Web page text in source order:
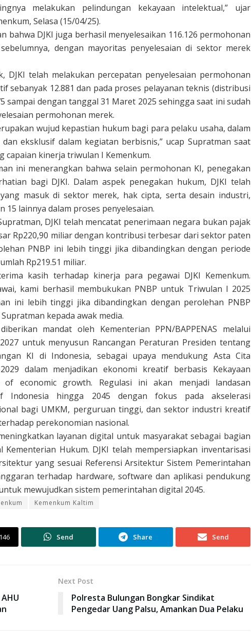
melakukan pelindungan kekayaan intelektual,” ujar
Selasa (15/04/25).
bahwa DJKI juga berhasil menyelesaikan 116.126 permohonan
dengan mayoritas penyelesaian di sektor merek
DJKI telah melakukan percepatan penyelesaian permohonan
sebanyak 12.881 dan pada proses pelayanan teknis (distribusi
sampai dengan tanggal 31 Maret 2025 sehingga saat ini sudah
permohonan merek.
wujud kepastian hukum bagi para pelaku usaha, dalam
eksklusif dalam kegiatan berbisnis,” ucap Supratman saat
kinerja triwulan I Kemenkum.
ini menerangkan bahwa selain permohonan KI, penegakan
bagi DJKI. Dalam aspek penegakan hukum, DJKI telah
masuk di sektor merek, hak cipta, serta desain industri,
15 lainnya dalam proses penyelesaian.
DJKI telah mencatat penerimaan negara bukan pajak
Rp220,90 miliar dengan kontribusi terbesar dari sektor paten
PNBP ini lebih tinggi jika dibandingkan dengan periode
Rp219.51 miliar.
kasih terhadap kinerja para pegawai DJKI Kemenkum.
kami berhasil membukukan PNBP untuk Triwulan I 2025
ini lebih tinggi jika dibandingkan dengan perolehan PNBP
kepada awak media.
mandat oleh Kementerian PPN/BAPPENAS melalui
untuk menyusun Rancangan Peraturan Presiden tentang
KI di Indonesia, sebagai upaya mendukung Asta Cita
dalam menjadikan ekonomi kreatif berbasis Kekayaan
economic growth. Regulasi ini akan menjadi landasan
Indonesia hingga 2045 dengan fokus pada akselerasi
bagi UMKM, perguruan tinggi, dan sektor industri kreatif
perekonomian nasional.
layanan digital untuk masyarakat sebagai bagian
Hukum. DJKI telah mempersiapkan inventarisasi
yang sesuai Referensi Arsitektur Sistem Pemerintahan
terhadap hardware, software dan aplikasi pendukung
mewujudkan sistem pemerintahan digital 2045.
Kemenkum Kaltim
146 Send Share Send
Next Post
Polresta Bulungan Bongkar Sindikat
Pengedar Uang Palsu, Amankan Dua Pelaku